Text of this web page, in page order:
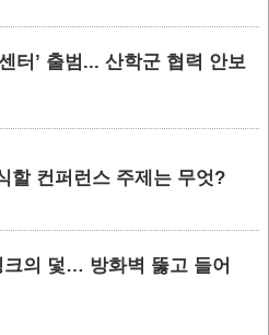
터’ 출범... 산학군 협력 안보
할 컨퍼런스 주제는 무엇?
의 덫… 방화벽 뚫고 들어